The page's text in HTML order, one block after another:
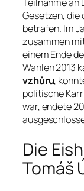
Gesetzen, die
betrafen. Im
zusammen
einem Ende
Wahlen 2013
vzhůru,
politische
war, endete
Die
Tomáš